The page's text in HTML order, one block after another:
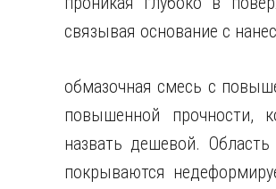
связывая основание с
обмазочная смесь с
повышенной прочности,
назвать дешевой.
покрываются